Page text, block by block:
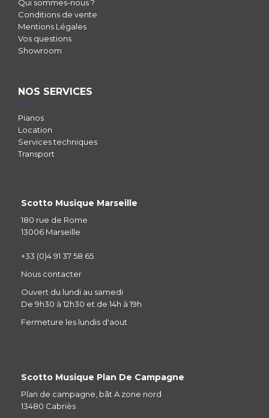
Qui sommes-nous ?
Conditions de vente
Mentions Légales
Vos questions
Showroom
NOS SERVICES
Pianos
Location
Services techniques
Transport
Scotto Musique Marseille
180 rue de Rome
13006 Marseille
+33 (0)4 91 37 58 65
Nous contacter
Ouvert du lundi au samedi
De 9h30 à 12h30 et de 14h à 19h
Fermeture les lundis d'aout
Scotto Musique Plan De Campagne
Plan de campagne, bât A zone nord
13480 Cabriès